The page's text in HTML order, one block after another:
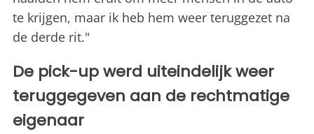
te krijgen, maar ik heb hem weer teruggezet na
de derde rit."
De pick-up werd uiteindelijk weer
teruggegeven aan de rechtmatige
eigenaar